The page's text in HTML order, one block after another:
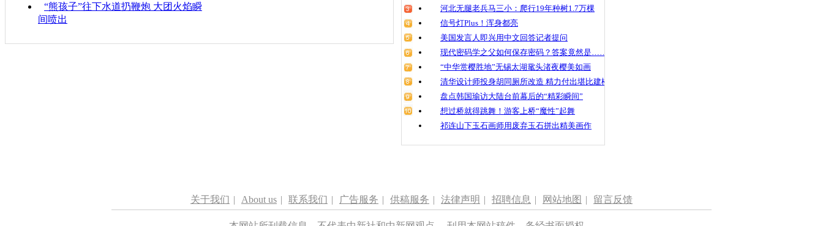
男子高速遇查钻进下水
道
“熊孩子”往下水道扔鞭炮 大团火焰瞬
间喷出
河北无腿老兵马三小：爬行19年种树1.7万棵
信号灯Plus！浑身都亮
美国发言人即兴用中文回答记者提问
现代密码学之父如何保存密码？答案竟然是……
“中华赏樱胜地”无锡太湖鼋头渚夜樱美如画
清华设计师投身胡同厕所改造 精力付出堪比建楼
盘点韩国瑜访大陆台前幕后的“精彩瞬间”
想过桥就得跳舞！游客上桥“魔性”起舞
祁连山下玉石画师用废弃玉石拼出精美画作
关于我们 | About us | 联系我们 | 广告服务 | 供稿服务 | 法律声明 | 招聘信息 | 网站地图 | 留言反馈